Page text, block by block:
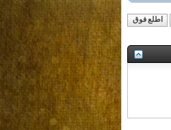
اطلع فوق